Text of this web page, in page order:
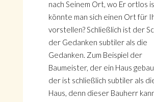
nach Seinem Ort, wo Er ortlos
könnte man sich einen Ort für
vorstellen? Schließlich ist der
der Gedanken subtiler als die
Gedanken. Zum Beispiel der
Baumeister, der ein Haus
der ist schließlich subtiler als
Haus, denn dieser Bauherr